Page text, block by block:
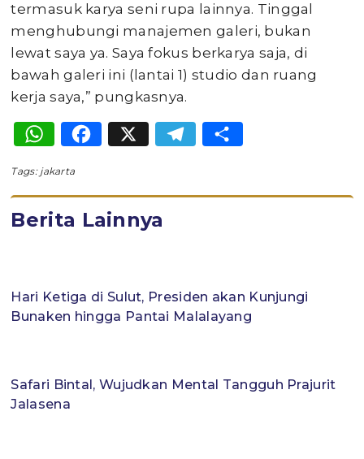
termasuk karya seni rupa lainnya. Tinggal
menghubungi manajemen galeri, bukan
lewat saya ya. Saya fokus berkarya saja, di
bawah galeri ini (lantai 1) studio dan ruang
kerja saya,” pungkasnya.
WhatsApp
Facebook
X Telegram
Tags: jakarta
Berita Lainnya
Hari Ketiga di Sulut, Presiden akan Kunjungi
Bunaken hingga Pantai Malalayang
Safari Bintal, Wujudkan Mental Tangguh Prajurit
Jalasena